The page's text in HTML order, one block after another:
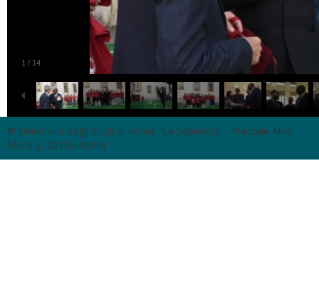
1 / 14
© Università degli Studi di Roma "La Sapienza" - Piazzale Aldo
Moro 5, 00185 Roma